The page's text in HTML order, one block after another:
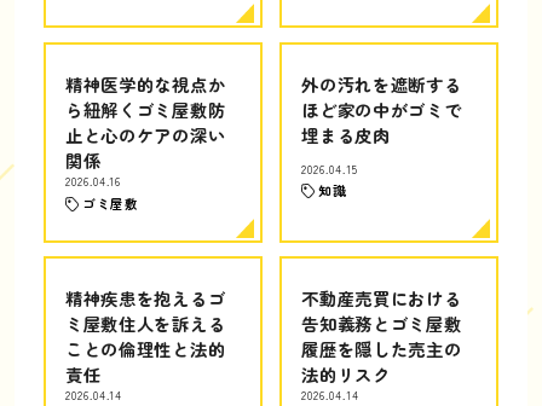
精神医学的な視点か
ら紐解くゴミ屋敷防
止と心のケアの深い
関係
2026.04.16
ゴミ屋敷
外の汚れを遮断する
ほど家の中がゴミで
埋まる皮肉
2026.04.15
知識
精神疾患を抱えるゴ
ミ屋敷住人を訴える
ことの倫理性と法的
責任
2026.04.14
不動産売買における
告知義務とゴミ屋敷
履歴を隠した売主の
法的リスク
2026.04.14